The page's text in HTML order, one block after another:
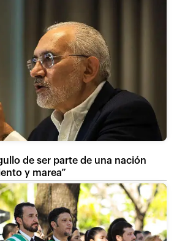
de ser parte de una nación
y marea”